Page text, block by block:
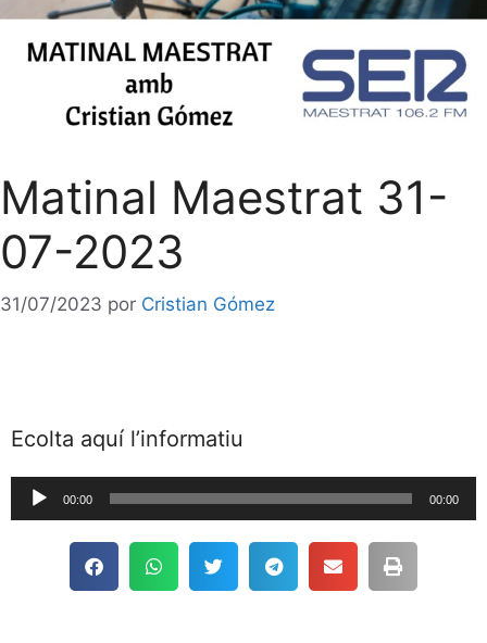
Matinal Maestrat 31-
07-2023
31/07/2023 por Cristian Gómez
Ecolta aquí l’informatiu
Reproductor
de
00:00 00:00